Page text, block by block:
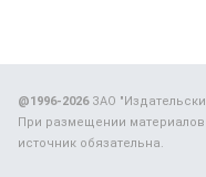
@1996-2026ЗАО
При размещении материалов
источник обязательна.